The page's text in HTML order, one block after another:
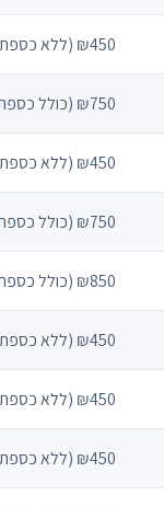
₪450 (ללא כספת)
₪750 (כולל כספת)
₪450 (ללא כספת)
₪750 (כולל כספת)
₪850 (כולל כספת)
₪450 (ללא כספת)
₪450 (ללא כספת)
₪450 (ללא כספת)